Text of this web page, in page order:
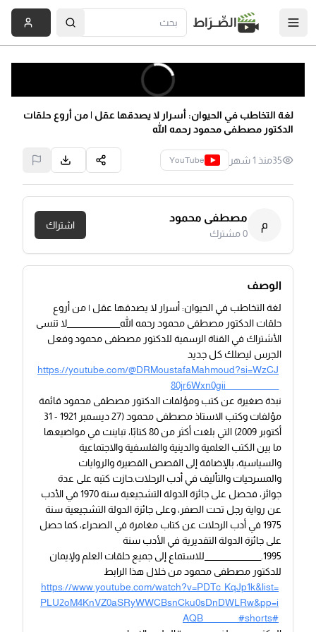
الصِّــرَاط
لغة التخاطب في الحيوان: أسرار لا يصدقها عقل | من أروع حلقات
الدكتور مصطفى محمود رحمه الله
35منذ 1 شهر YouTube
م
مصطفى محمود
0مشترك
اشتراك
الوصف
لغة التخاطب في الحيوان: أسرار لا يصدقها عقل | من أروع
حلقات الدكتور مصطفى محمود رحمه الله_______________لا تنسى
الأشتراك في القناة الرسمية للدكتور مصطفى محمود وفعل
الجرس ليصلك كل جديد
https://youtube.com/@DRMoustafaMahmoud?si=WzCJ
80jr6Wxn0gii_______________
نبذة صغيرة عن كتب ومؤلفات الدكتور مصطفى محمود قائمة
مؤلفات وكتب الاستاذ مصطفى محمود (27 ديسمبر 1921 - 31
أكتوبر 2009) التي بلغت أكثر من 80 كتابًا، تباينت في مواضيعها
ما بين الكتب العلمية والدينية والفلسفية والاجتماعية
والسياسية، بالإضافة إلى القصص القصيرة والروايات
والمسرحيات والتأليف في أدب الرحلات.حازت كتبه على عدة
جوائز، فحصل على جائزة الدولة التشجيعية سنة 1970 في الأدب
عن رواية رجل تحت الصفر، وعلى جائزة الدولة التشجيعية سنة
1975 في أدب الرحلات عن كتاب مغامرة في الصحراء، كما حصل
على جائزة الدولة التقديرية في الأدب سنة
1995.________________للاستماع إلى جميع حلقات العلم ولإيمان
للدكتور مصطفى محمود من خلال هذا الرابط
https://www.youtube.com/watch?v=PDTc_KqJp1k&list=
PLU2oM4KnVZ0aSRyWWCBsnCku0sDnDWLRw&pp=i
AQB__________#shorts#